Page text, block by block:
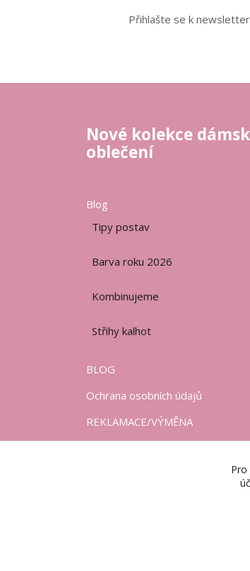
Přihlašte se k
Nové kolekce
oblečení
Blog
Tipy postav
Barva roku 2026
Kombinujeme
Střihy kalhot
BLOG
Ochrana osobních údajů
REKLAMACE/VÝMĚNA
Pro